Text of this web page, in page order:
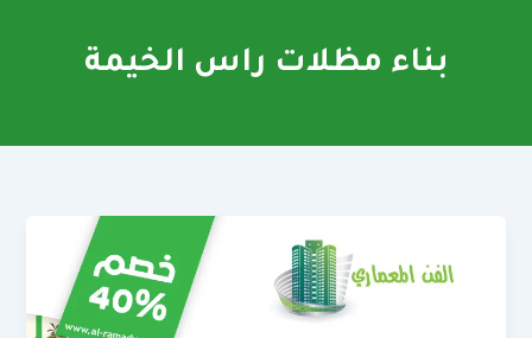
بناء مظلات راس الخيمة